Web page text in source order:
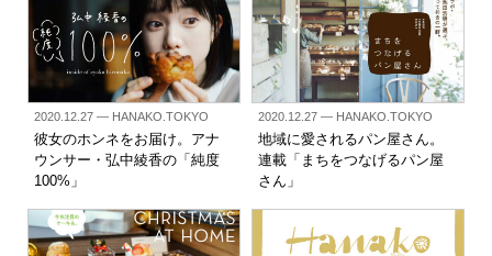
2020.12.27— HANAKO.TOKYO
彼女のホンネをお届け。アナ
ウンサー・弘中綾香の「純度
100%」
2020.12.27— HANAKO.TOKYO
地域に愛されるパン屋さん。
連載「まちをつなげるパン屋
さん」